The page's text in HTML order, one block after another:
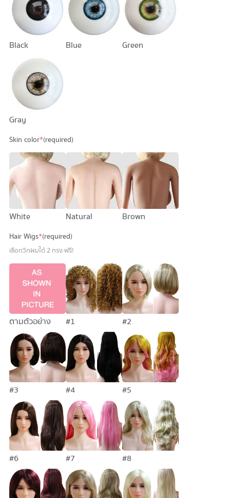
Black Blue Green
Gray
Skin color*(required)
White Natural Brown
Hair Wigs*(required)
เลือกวิกผมได้ 2 ทรง ฟรี!
ตามตัวอย่าง #1 #2
#3 #4 #5
#6 #7 #8